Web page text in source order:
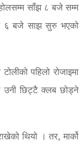
साँझ ८ बजे सम्म
६ बजे साझ सुरु भएको
पहिलो रोजाइमा
उनी छिट्टै क्लब छोड्ने
थियो । तर, मार्को